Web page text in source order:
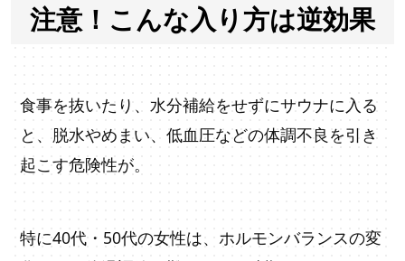
注意！こんな入り方は逆効果
食事を抜いたり、水分補給をせずにサウナに入る
と、脱水やめまい、低血圧などの体調不良を引き
起こす危険性が。
特に40代・50代の女性は、ホルモンバランスの変